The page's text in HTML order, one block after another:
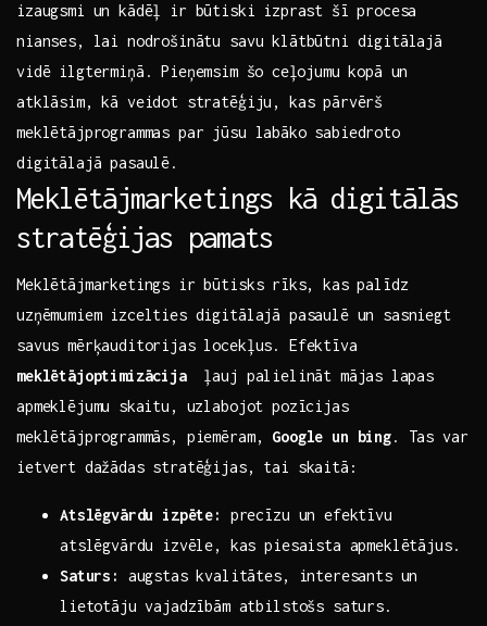
izaugsmi un kādēļ ir būtiski⁤ izprast šī procesa
nianses, lai nodrošinātu savu‍ klātbūtni digitālajā
vidē ilgtermiņā. Pieņemsim⁣ šo ⁤ceļojumu kopā un
atklāsim, kā veidot stratēģiju, kas pārvērš
meklētājprogrammas par jūsu labāko sabiedroto
digitālajā pasaulē.
Meklētājmarketings kā digitālās
stratēģijas pamats
Meklētājmarketings ir būtisks⁣ rīks, kas palīdz
uzņēmumiem izcelties digitālajā pasaulē un sasniegt⁣
savus mērķauditorijas locekļus. Efektīva
meklētājoptimizācija​ ļauj palielināt ​mājas ⁤lapas
apmeklējumu⁣ skaitu, uzlabojot pozīcijas⁢
meklētājprogrammās, piemēram, Google un bing. Tas var
ietvert dažādas stratēģijas, tai skaitā:
Atslēgvārdu izpēte:
precīzu un efektīvu
atslēgvārdu ‍izvēle, kas piesaista apmeklētājus.
Saturs:
augstas kvalitātes, interesants un
lietotāju ‌vajadzībām atbilstošs saturs.